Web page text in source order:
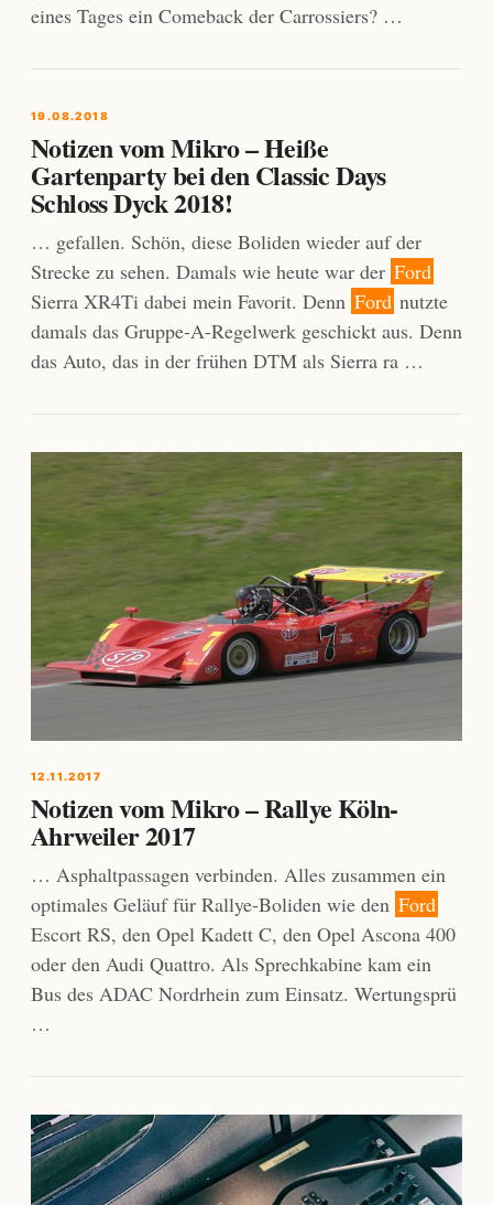
eines Tages ein Comeback der Carrossiers? …
19.08.2018
Notizen vom Mikro – Heiße
Gartenparty bei den Classic Days
Schloss Dyck 2018!
… gefallen. Schön, diese Boliden wieder auf der
Strecke zu sehen. Damals wie heute war der Ford
Sierra XR4Ti dabei mein Favorit. Denn Ford nutzte
damals das Gruppe-A-Regelwerk geschickt aus. Denn
das Auto, das in der frühen DTM als Sierra ra …
12.11.2017
Notizen vom Mikro – Rallye Köln-
Ahrweiler 2017
… Asphaltpassagen verbinden. Alles zusammen ein
optimales Geläuf für Rallye-Boliden wie den Ford
Escort RS, den Opel Kadett C, den Opel Ascona 400
oder den Audi Quattro. Als Sprechkabine kam ein
Bus des ADAC Nordrhein zum Einsatz. Wertungsprü
…